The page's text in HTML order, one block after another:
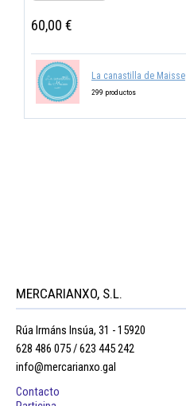
60,00 €
La canastilla de Maisse
299 productos
MERCARIANXO, S.L.
Rúa Irmáns Insúa, 31 - 15920
628 486 075 / 623 445 242
info@mercarianxo.gal
Contacto